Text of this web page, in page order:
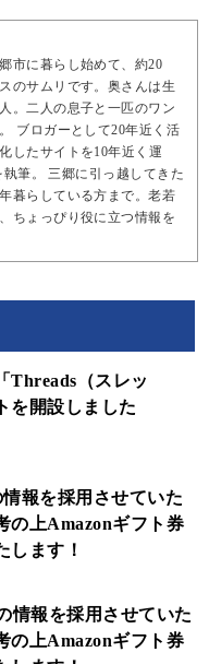
市に暮らし始めて、約20
のサムリです。奥さんは生
。二人の息子と一匹のワン
ブロガーとして20年近く活
したサイトを10年近く運
筆。 三郷に引っ越してきた
暮らしている方まで。老若
ちょっぴり役に立つ情報を
Threads（スレッ
を開設しました
報を採用させていた
の上Amazonギフト券
します！
情報を採用させていた
の上Amazonギフト券